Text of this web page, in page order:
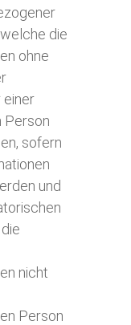
die
ohne
einer
Person
sofern
und
nicht
Person